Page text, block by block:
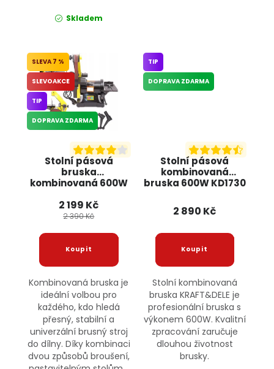
Skladem
Stolní pásová
bruska
kombinovaná 600W
7 %
SLEVOAKCE
TIP
DOPRAVA ZDARMA
2 199 Kč
2 390 Kč
Kombinovaná bruska je
ideální volbou pro
každého, kdo hledá
přesný, stabilní a
univerzální brusný stroj
do dílny. Díky kombinaci
dvou způsobů broušení,
Stolní pásová
kombinovaná
bruska 600W KD1730
TIP
DOPRAVA ZDARMA
2 890 Kč
Stolní kombinovaná
bruska KRAFT&DELE je
profesionální bruska s
výkonem 600W. Kvalitní
zpracování zaručuje
dlouhou životnost
brusky.